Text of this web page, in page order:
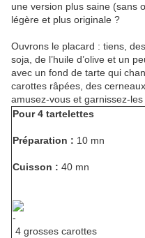
une version plus saine (sans
légère et plus originale ?
Ouvrons le placard : tiens,
soja, de l’huile d’olive et un
avec un fond de tarte qui
carottes râpées, des
amusez-vous et garnissez-
Pour 4 tartelettes
Préparation : 10 mn
Cuisson : 40 mn
4 grosses carottes